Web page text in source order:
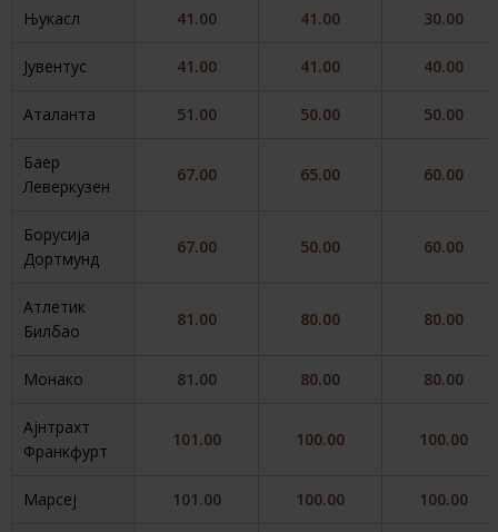
Њукасл 41.00 41.00 30.00
Јувентус 41.00 41.00 40.00
Аталанта 51.00 50.00 50.00
Баер
Леверкузен
67.00 65.00 60.00
Борусија
Дортмунд
67.00 50.00 60.00
Атлетик
Билбао
81.00 80.00 80.00
Монако 81.00 80.00 80.00
Ајнтрахт
Франкфурт
101.00 100.00 100.00
Марсеј 101.00 100.00 100.00